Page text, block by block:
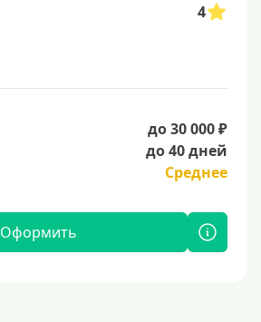
4
до 30 000 ₽
до 40 дней
Среднее
Оформить